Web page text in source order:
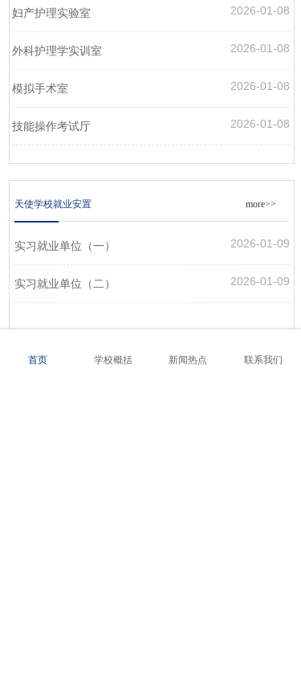
妇产护理实验室 2026-01-08
外科护理学实训室 2026-01-08
模拟手术室 2026-01-08
技能操作考试厅 2026-01-08
天使学校就业安置
实习就业单位（一） 2026-01-09
实习就业单位（二） 2026-01-09
more>>
首页 学校概括 新闻热点 联系我们